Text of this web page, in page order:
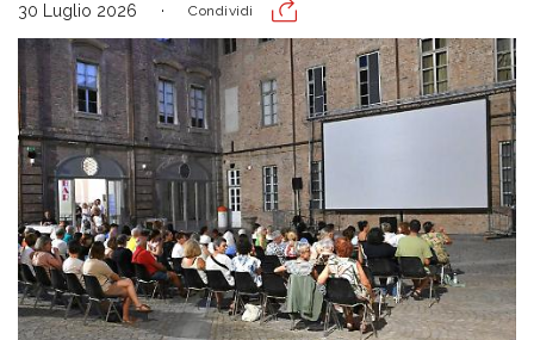
30 Luglio 2026 Condividi